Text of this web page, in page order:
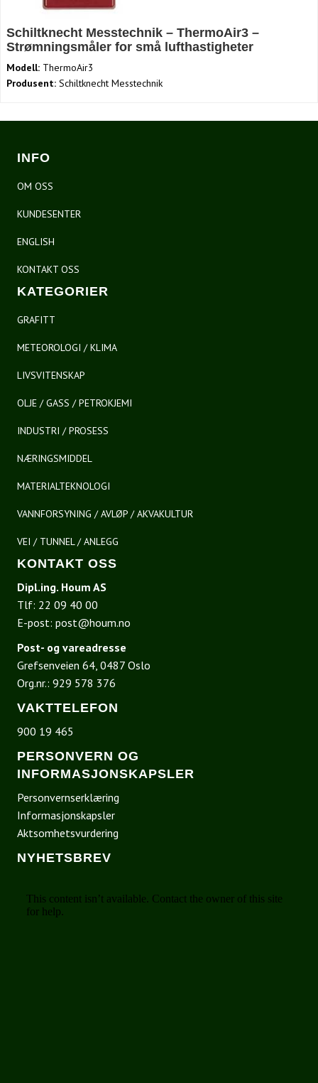
Schiltknecht Messtechnik – ThermoAir3 –
Strømningsmåler for små lufthastigheter
Modell: ThermoAir3
Produsent: Schiltknecht Messtechnik
INFO
OM OSS
KUNDESENTER
ENGLISH
KONTAKT OSS
KATEGORIER
GRAFITT
METEOROLOGI / KLIMA
LIVSVITENSKAP
OLJE / GASS / PETROKJEMI
INDUSTRI / PROSESS
NÆRINGSMIDDEL
MATERIALTEKNOLOGI
VANNFORSYNING / AVLØP / AKVAKULTUR
VEI / TUNNEL / ANLEGG
KONTAKT OSS
Dipl.ing. Houm AS
Tlf: 22 09 40 00
E-post: post@houm.no
Post- og vareadresse
Grefsenveien 64, 0487 Oslo
Org.nr.: 929 578 376
VAKTTELEFON
900 19 465
PERSONVERN OG
INFORMASJONSKAPSLER
Personvernserklæring
Informasjonskapsler
Aktsomhetsvurdering
NYHETSBREV